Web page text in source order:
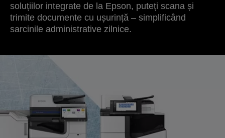
soluțiilor integrate de la Epson, puteți scana și
trimite documente cu ușurință – simplificând
sarcinile administrative zilnice.